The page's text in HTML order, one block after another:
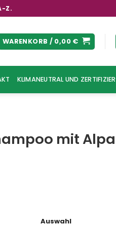
Z.
WARENKORB / 0,00 €
KLIMANEUTRAL UND
mit
Auswahl